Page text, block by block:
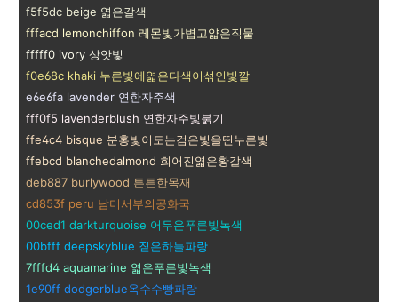
f5f5dc beige 엷은갈색
fffacd lemonchiffon 레몬빛가볍고얇은직물
fffff0 ivory 상앗빛
f0e68c khaki 누른빛에엷은다색이섞인빛깔
e6e6fa lavender 연한자주색
fff0f5 lavenderblush 연한자주빛붉기
ffe4c4 bisque 분홍빛이도는검은빛을띤누른빛
ffebcd blanchedalmond 희어진엷은황갈색
deb887 burlywood 튼튼한목재
cd853f peru 남미서부의공화국
00ced1 darkturquoise 어두운푸른빛녹색
00bfff deepskyblue 짙은하늘파랑
7fffd4 aquamarine 엷은푸른빛녹색
1e90ff dodgerblue옥수수빵파랑